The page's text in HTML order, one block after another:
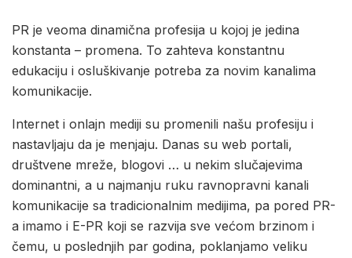
PR je veoma dinamična profesija u kojoj je jedina
konstanta – promena. To zahteva konstantnu
edukaciju i osluškivanje potreba za novim kanalima
komunikacije.
Internet i onlajn mediji su promenili našu profesiju i
nastavljaju da je menjaju. Danas su web portali,
društvene mreže, blogovi … u nekim slučajevima
dominantni, a u najmanju ruku ravnopravni kanali
komunikacije sa tradicionalnim medijima, pa pored PR-
a imamo i E-PR koji se razvija sve većom brzinom i
čemu, u poslednjih par godina, poklanjamo veliku